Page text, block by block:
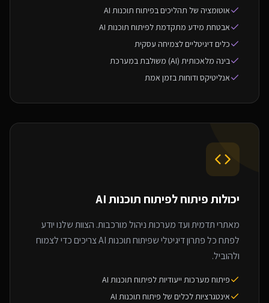
אוטומציה של תהליכים בפיתוח תוכנות AI
אבטחת מידע מתקדמת לפיתוח תוכנות AI
כלים דיגיטליים לצמיחה עסקית
בינה מלאכותית (AI) משולבת במערכת
אנליטיקס ודוחות בזמן אמת
יכולות פיתוח לפיתוח תוכנות AI
מאתרי תדמית ועד מערכות ניהול מורכבות. הצוות שלנו יודע
לפתח כל פתרון דיגיטלי שפיתוח תוכנות AI צריכים כדי לצמוח
ולהוביל.
פיתוח מערכות ייעודיות לפיתוח תוכנות AI
אינטגרציות לכלים של פיתוח תוכנות AI